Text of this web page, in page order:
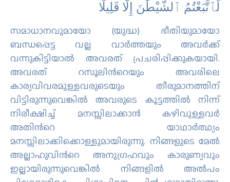
لَٱتَّبَعْتُمُ ٱلشَّيْطَٰنَ إِلَّا قَلِيلًا
സമാധാനവുമായോ (യുദ്ധ) ഭീതിയുമായോ
ബന്ധപ്പെട്ട വല്ല വാര്‍ത്തയും അവര്‍ക്ക്
വന്നുകിട്ടിയാല്‍ അവരത് പ്രചരിപ്പിക്കുകയായി.
അവരത് റസൂലിന്‍റെയും അവരിലെ
കാര്യവിവരമുള്ളവരുടെയും തീരുമാനത്തിന്
വിട്ടിരുന്നുവെങ്കില്‍ അവരുടെ കൂട്ടത്തില്‍ നിന്ന്
നിരീക്ഷിച്ച് മനസ്സിലാക്കാന്‍ കഴിവുള്ളവര്‍
അതിന്‍റെ യാഥാര്‍ത്ഥ്യം
മനസ്സിലാക്കിക്കൊള്ളുമായിരുന്നു. നിങ്ങളുടെ മേല്‍
അല്ലാഹുവിന്‍റെ അനുഗ്രഹവും കാരുണ്യവും
ഇല്ലായിരുന്നുവെങ്കില്‍ നിങ്ങളില്‍ അല്‍പം